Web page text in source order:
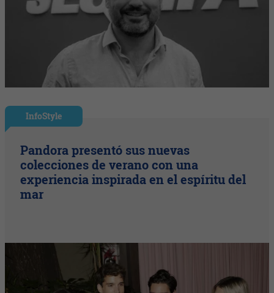
InfoStyle
Pandora presentó sus nuevas
colecciones de verano con una
experiencia inspirada en el espíritu del
mar